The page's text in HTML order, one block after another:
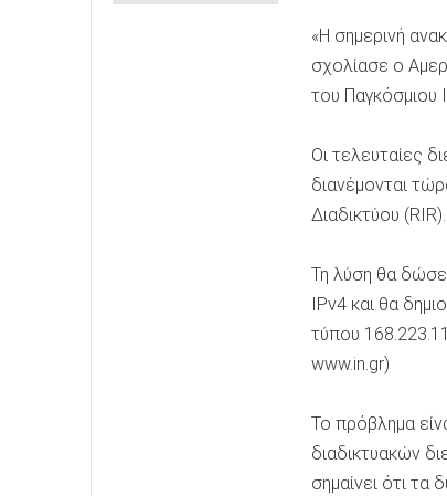
«Η σημερινή
σχολίασε ο
του Παγκόσμιου
Οι τελευταίες
διανέμονται
Διαδικτύου (RIR).
Τη λύση θα
IPv4 και θα
τύπου
www.in.gr)
Το πρόβλημα
διαδικτυακών
σημαίνει ότι